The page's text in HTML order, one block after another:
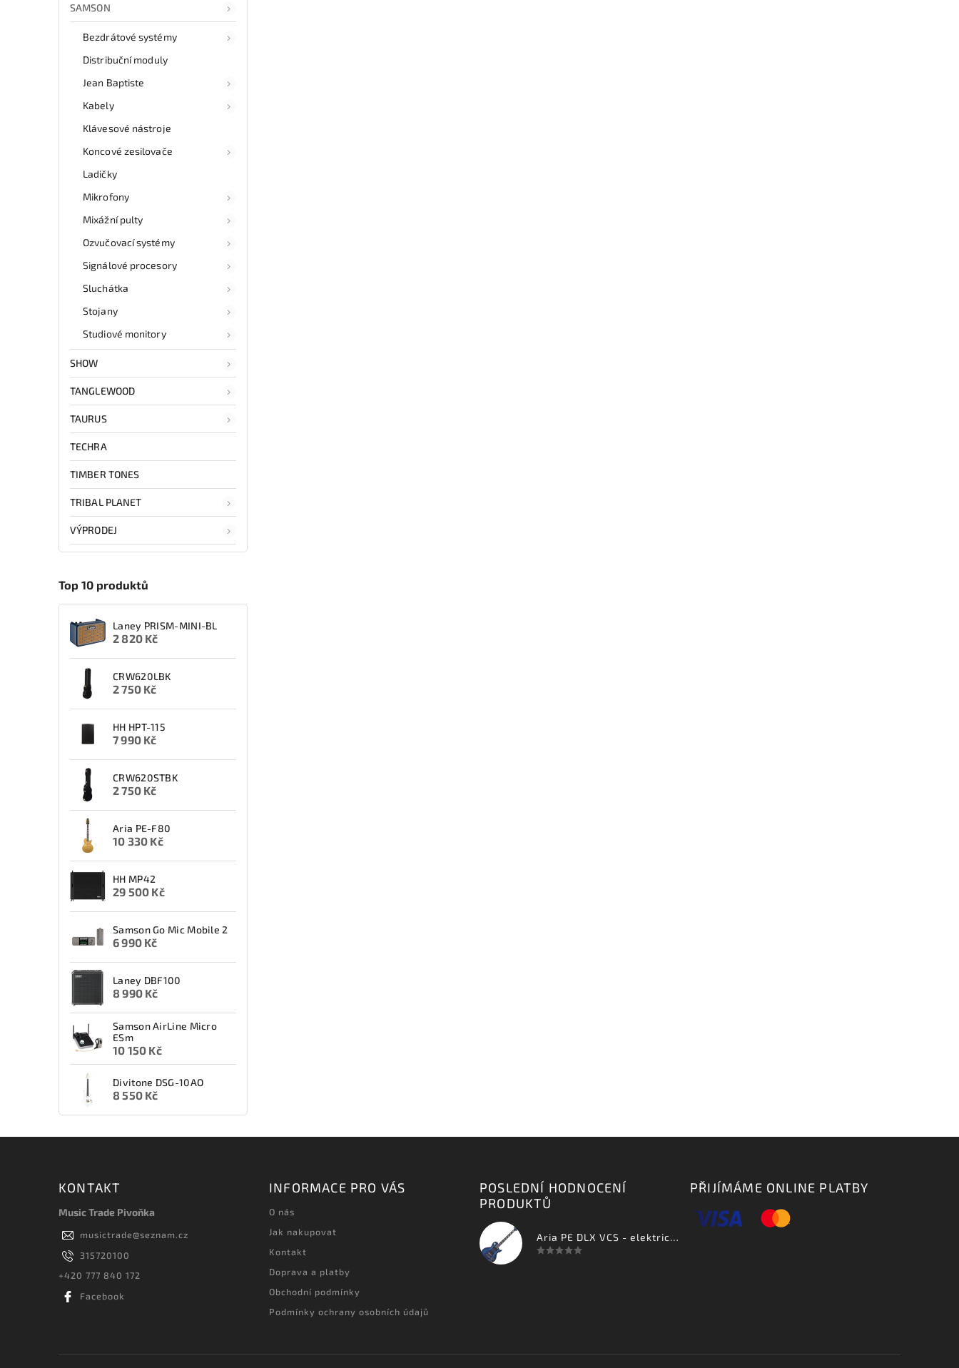
SAMSON
Bezdrátové systémy
Distribuční moduly
Jean Baptiste
Kabely
Klávesové nástroje
Koncové zesilovače
Ladičky
Mikrofony
Mixážní pulty
Ozvučovací systémy
Signálové procesory
Sluchátka
Stojany
Studiové monitory
SHOW
TANGLEWOOD
TAURUS
TECHRA
TIMBER TONES
TRIBAL PLANET
VÝPRODEJ
Top 10 produktů
Laney PRISM-MINI-BL
2 820 Kč
CRW620LBK
2 750 Kč
HH HPT-115
7 990 Kč
CRW620STBK
2 750 Kč
Aria PE-F80
10 330 Kč
HH MP42
29 500 Kč
Samson Go Mic Mobile 2
6 990 Kč
Laney DBF100
8 990 Kč
Samson AirLine Micro
ESm
10 150 Kč
Divitone DSG-10AO
8 550 Kč
KONTAKT
Music Trade Pivoňka
musictrade@seznam.cz
315720100
+420 777 840 172
Facebook
INFORMACE PRO VÁS
O nás
Jak nakupovat
Kontakt
Doprava a platby
Obchodní podmínky
Podmínky ochrany osobních údajů
POSLEDNÍ HODNOCENÍ
PRODUKTŮ
Aria PE DLX VCS - elektrická kytara-zboží bylo vystaveno na prodejně
PŘIJÍMÁME ONLINE PLATBY